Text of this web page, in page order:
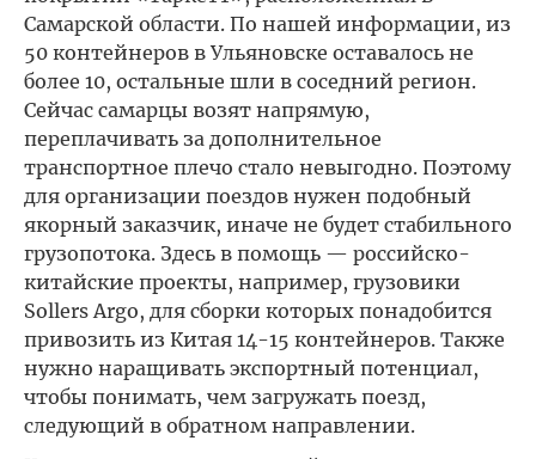
Самарской области. По нашей информации, из
50 контейнеров в Ульяновске оставалось не
более 10, остальные шли в соседний регион.
Сейчас самарцы возят напрямую,
переплачивать за дополнительное
транспортное плечо стало невыгодно. Поэтому
для организации поездов нужен подобный
якорный заказчик, иначе не будет стабильного
грузопотока. Здесь в помощь — российско-
китайские проекты, например, грузовики
Sollers Argo, для сборки которых понадобится
привозить из Китая 14-15 контейнеров. Также
нужно наращивать экспортный потенциал,
чтобы понимать, чем загружать поезд,
следующий в обратном направлении.